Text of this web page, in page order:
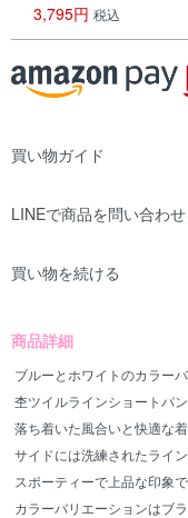
3,795円 税込
買い物ガイド
LINEで商品を問い合わせ
買い物を続ける
商品詳細
ブルーとホワイトのカラー
杢ツイルラインショートパ
落ち着いた風合いと快適な
サイドには洗練されたライン
スポーティーで上品な印象で
カラーバリエーションはブ